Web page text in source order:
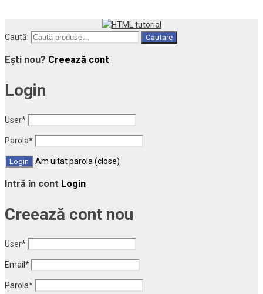
Caută: Cautare
Ești nou? Creează cont
Login
User*
Parola*
Am uitat parola (close)
Intră în cont Login
Creează cont nou
User*
Email *
Parola*